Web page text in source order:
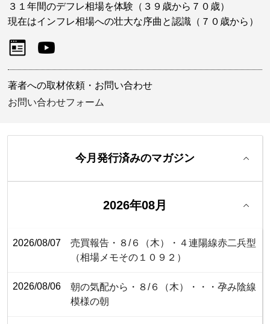
３１年間のデフレ相場を体験（３９歳から７０歳）
現在はインフレ相場への壮大な序曲と認識（７０歳から）
著者への取材依頼・お問い合わせ
お問い合わせフォーム
今月発行済みのマガジン
2026年08月
2026/08/07
売買報告・８/６（木）・４連陽線赤二兵型
（相場メモその１０９２）
2026/08/06
朝の気配から・８/６（木）・・・孕み陰線
模様の朝